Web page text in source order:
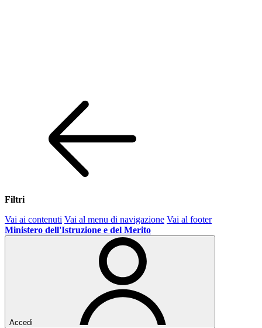
Filtri
Vai ai contenuti Vai al menu di navigazione Vai al footer
Ministero dell'Istruzione e del Merito
Accedi